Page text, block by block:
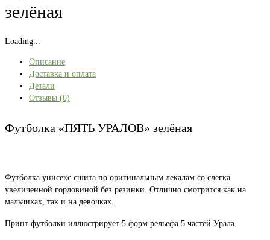
зелёная
Loading...
Описание
Доставка и оплата
Детали
Отзывы (0)
Футболка «ПЯТЬ УРАЛОВ» зелёная
Футболка унисекс сшита по оригинальным лекалам со слегка
увеличенной горловиной без резинки. Отлично смотрится как на
мальчиках, так и на девочках.
Принт футболки иллюстрирует 5 форм рельефа 5 частей Урала.